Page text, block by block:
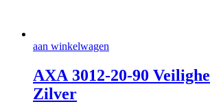
aan winkelwagen
AXA 3012-20-90
Zilver